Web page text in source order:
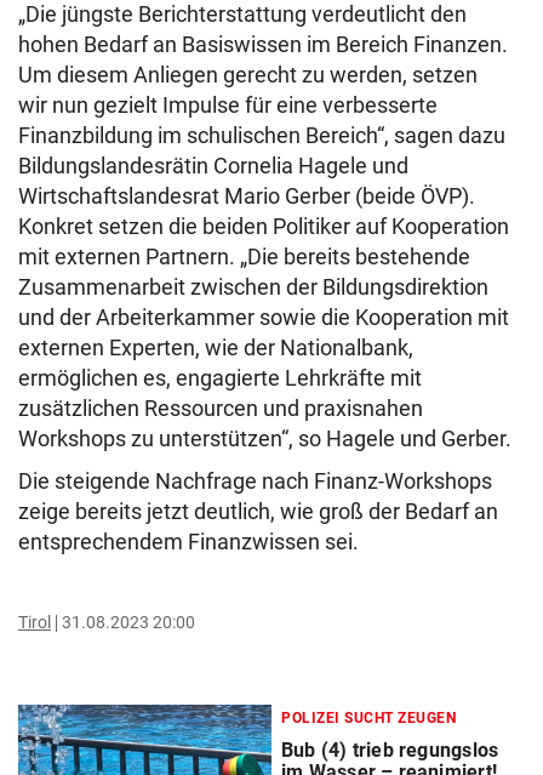
„Die jüngste Berichterstattung verdeutlicht den
hohen Bedarf an Basiswissen im Bereich Finanzen.
Um diesem Anliegen gerecht zu werden, setzen
wir nun gezielt Impulse für eine verbesserte
Finanzbildung im schulischen Bereich“, sagen dazu
Bildungslandesrätin Cornelia Hagele und
Wirtschaftslandesrat Mario Gerber (beide ÖVP).
Konkret setzen die beiden Politiker auf Kooperation
mit externen Partnern. „Die bereits bestehende
Zusammenarbeit zwischen der Bildungsdirektion
und der Arbeiterkammer sowie die Kooperation mit
externen Experten, wie der Nationalbank,
ermöglichen es, engagierte Lehrkräfte mit
zusätzlichen Ressourcen und praxisnahen
Workshops zu unterstützen“, so Hagele und Gerber.
Die steigende Nachfrage nach Finanz-Workshops
zeige bereits jetzt deutlich, wie groß der Bedarf an
entsprechendem Finanzwissen sei.
Tirol 31.08.2023 20:00
POLIZEI SUCHT ZEUGEN
Bub (4) trieb regungslos